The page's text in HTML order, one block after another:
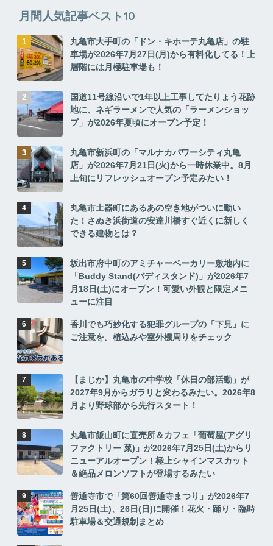
月間人気記事ベスト10
丸亀市大手町の「ドン・キホーテ丸亀店」の駐
車場が2026年7月27日(月)から有料化してる！上
層階には月極駐車場も！
国道11号線沿いで1年以上工事してたりょう花跡
地に、ネギラーメンで人気の「ラーメンショッ
プ」が2026年夏頃にオープン予定！
丸亀市新浜町の「マルナカパワーシティ丸亀
店」が2026年7月21日(火)から一時休業中。8月
上旬にリフレッシュオープン予定みたい！
丸亀市土器町にあるあの空き地がついに動い
た！さぬき浜街道の安達川橋すぐ近くに新しく
できる建物とは？
坂出市府中町のアミチャーベーカリー敷地内に
「Buddy Stand(バディスタンド)」が2026年7
月18日(土)にオープン！可愛い外観と限定メニ
ューに注目
香川でも巧妙化する犯罪グループの「下見」に
ご注意を。植込みや室外機周りをチェック
【まじか】丸亀市の中学校「休日の部活動」が
2027年9月からガラリと変わるみたい。2026年8
月より野球部から先行スタート！
丸亀市飯山町に直売所＆カフェ「葡萄屋(アグリ
ファクトリー 菜)」が2026年7月25日(土)からリ
ニューアルオープン！極上シャインマスカット
＆絶品メロンソフトが登場するみたい
善通寺市で「第60回善通寺まつり」が2026年7
月25日(土)、26日(日)に開催！花火・踊り・臨時
駐車場＆交通規制まとめ